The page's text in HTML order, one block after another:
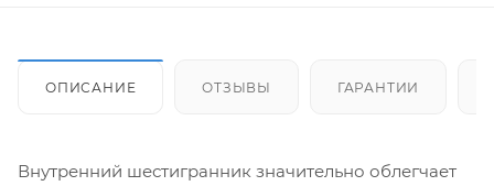
ОПИСАНИЕ ОТЗЫВЫ ГАРАНТИИ
Внутренний шестигранник значительно облегчает